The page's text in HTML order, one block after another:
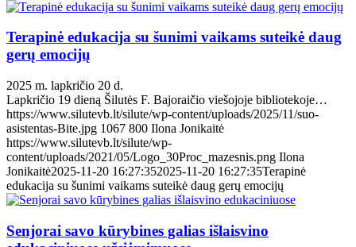
Terapinė edukacija su šunimi vaikams suteikė daug
gerų emocijų
2025 m. lapkričio 20 d.
Lapkričio 19 dieną Šilutės F. Bajoraičio viešojoje bibliotekoje…
https://www.silutevb.lt/silute/wp-content/uploads/2025/11/suo-
asistentas-Bite.jpg 1067 800 Ilona Jonikaitė
https://www.silutevb.lt/silute/wp-
content/uploads/2021/05/Logo_30Proc_mazesnis.png Ilona
Jonikaitė2025-11-20 16:27:352025-11-20 16:27:35Terapinė
edukacija su šunimi vaikams suteikė daug gerų emocijų
Senjorai savo kūrybines galias išlaisvino